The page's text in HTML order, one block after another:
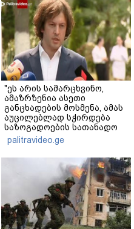
"ეს არის სამარცხვინო,
ამაზრზენია ასეთი
განცხადების მოსმენა, ამას
აუცილებლად სჭირდება
საზოგადოების სათანადო
რეაქცია" - ირაკლი
კობახიძე
palitravideo.ge